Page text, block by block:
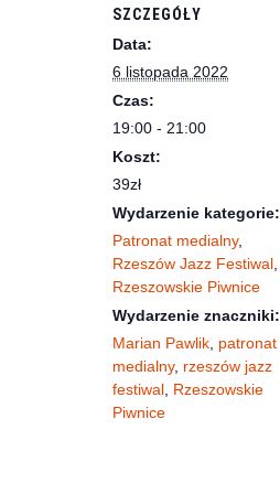
SZCZEGÓŁY
Data:
6 listopada 2022
Czas:
19:00 - 21:00
Koszt:
39zł
Wydarzenie kategorie:
Patronat medialny,
Rzeszów Jazz Festiwal
Rzeszowskie Piwnice
Wydarzenie znaczniki:
Marian Pawlik patronat
medialny, rzeszów jazz
festiwal Rzeszowskie
Piwnice